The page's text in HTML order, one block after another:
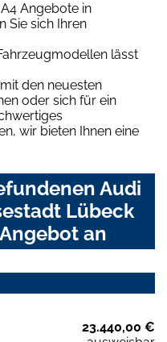
Angebote in
Sie sich Ihren
lässt
den neuesten
oder sich für ein
wir bieten Ihnen eine
Audi
Lübeck
an
23.440,00 €